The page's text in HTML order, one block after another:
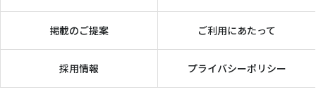
掲載のご提案 ご利用にあたって
採用情報 プライバシーポリシー